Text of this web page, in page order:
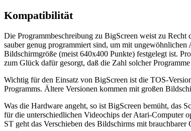
Kompatibilität
Die Programmbeschreibung zu BigScreen weist zu Recht
sauber genug programmiert sind, um mit
Bildschirmgröße (meist 640x400 Punkte) festgelegt ist.
zum Glück dafür gesorgt, daß die Zahl solcher
Wichtig für den Einsatz von BigScreen ist die TOS-
Programms. Ältere Versionen kommen mit großen
Was die Hardware angeht, so ist BigScreen bemüht, das
für die unterschiedlichen Videochips der Atari-Computer
ST geht das Verschieben des Bildschirms mit